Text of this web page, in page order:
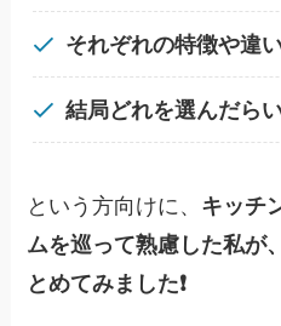
それぞれの特徴や違
結局どれを選んだら
という方向けに、 キッチ
ムを巡って熟慮した私が
とめてみました❗